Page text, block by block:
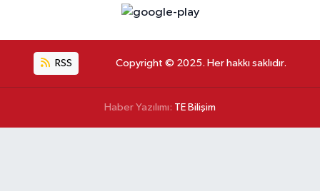
RSS Copyright © 2025. Her hakkı saklıdır.
Haber Yazılımı: TE Bilişim